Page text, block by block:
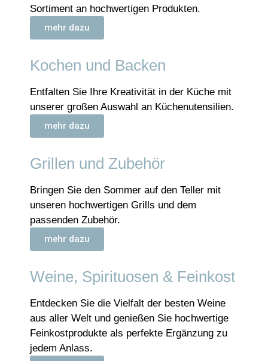
Sortiment an hochwertigen Produkten.
mehr dazu
Kochen und Backen
Entfalten Sie Ihre Kreativität in der Küche mit
unserer großen Auswahl an Küchenutensilien.
mehr dazu
Grillen und Zubehör
Bringen Sie den Sommer auf den Teller mit
unseren hochwertigen Grills und dem
passenden Zubehör.
mehr dazu
Weine, Spirituosen & Feinkost
Entdecken Sie die Vielfalt der besten Weine
aus aller Welt und genießen Sie hochwertige
Feinkostprodukte als perfekte Ergänzung zu
jedem Anlass.